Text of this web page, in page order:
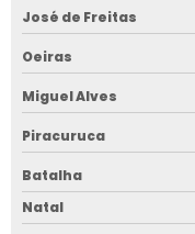
José de Freitas
Oeiras
Miguel Alves
Piracuruca
Batalha
Natal